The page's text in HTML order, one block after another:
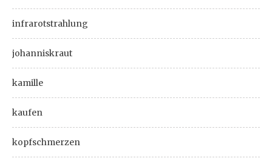
infrarotstrahlung
johanniskraut
kamille
kaufen
kopfschmerzen